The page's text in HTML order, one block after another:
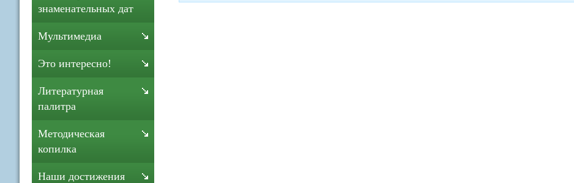
знаменательных дат
Мультимедиа
Это интересно!
Литературная
палитра
Методическая
копилка
Наши достижения